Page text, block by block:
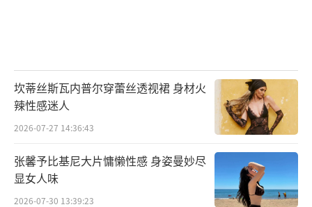
坎蒂丝斯瓦内普尔穿蕾丝透视裙 身材火
辣性感迷人
2026-07-27 14:36:43
张馨予比基尼大片慵懒性感 身姿曼妙尽
显女人味
2026-07-30 13:39:23